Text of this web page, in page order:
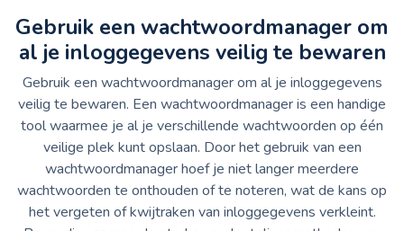
Gebruik een wachtwoordmanager om
al je inloggegevens veilig te bewaren
Gebruik een wachtwoordmanager om al je inloggegevens
veilig te bewaren. Een wachtwoordmanager is een handige
tool waarmee je al je verschillende wachtwoorden op één
veilige plek kunt opslaan. Door het gebruik van een
wachtwoordmanager hoef je niet langer meerdere
wachtwoorden te onthouden of te noteren, wat de kans op
het vergeten of kwijtraken van inloggegevens verkleint.